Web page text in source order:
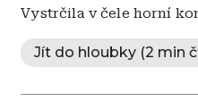
Vystrčila v čele horní
Jít do hloubky (2 min